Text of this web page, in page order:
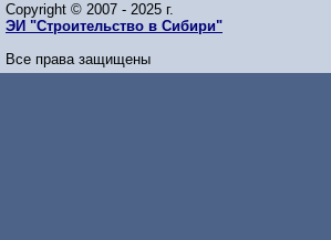
Copyright © 2007 - 2025 г.
ЭИ "Строительство в Сибири"
Все права защищены